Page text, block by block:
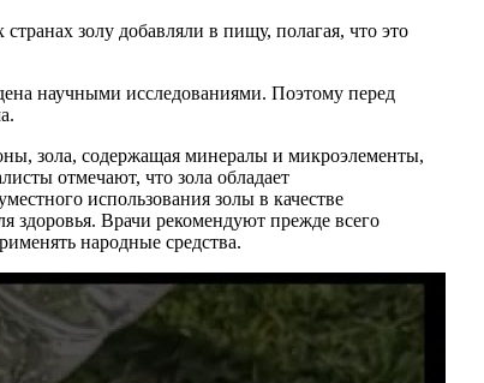
золу добавляли в пищу, полагая, что это
научными исследованиями. Поэтому перед
зола, содержащая минералы и микроэлементы,
отмечают, что зола обладает
использования золы в качестве
здоровья. Врачи рекомендуют прежде всего
народные средства.